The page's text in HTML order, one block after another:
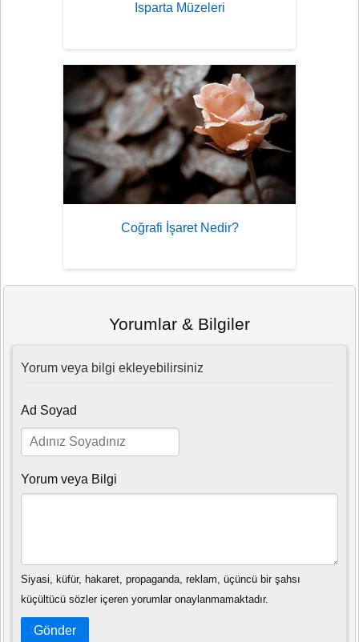
Isparta Müzeleri
Coğrafi İşaret Nedir?
Yorumlar & Bilgiler
Yorum veya bilgi ekleyebilirsiniz
Ad Soyad
Yorum veya Bilgi
Siyasi, küfür, hakaret, propaganda, reklam, üçüncü bir şahsı
küçültücü sözler içeren yorumlar onaylanmamaktadır.
Gönder